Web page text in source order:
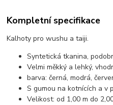
Kompletní specifikace
Kalhoty pro wushu a taiji.
Syntetická tkanina,
Velmi měkký a lehký,
barva: černá, modrá,
S gumou na kotnících a v
Velikost: od 1,00 m do